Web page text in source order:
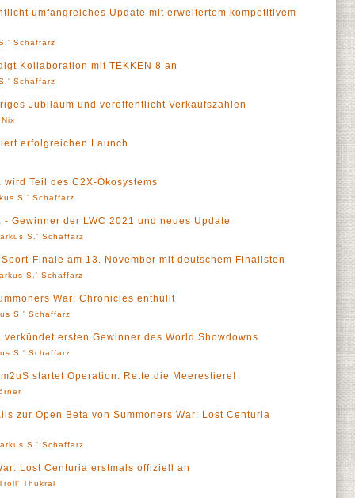
umfangreiches Update mit erweitertem kompetitivem
Schaffarz
Kollaboration mit TEKKEN 8 an
Schaffarz
Jubiläum und veröffentlicht Verkaufszahlen
erfolgreichen Launch
Teil des C2X-Ökosystems
S.' Schaffarz
Gewinner der LWC 2021 und neues Update
S.' Schaffarz
Finale am 13. November mit deutschem Finalisten
S.' Schaffarz
War: Chronicles enthüllt
S.' Schaffarz
ersten Gewinner des World Showdowns
S.' Schaffarz
startet Operation: Rette die Meerestiere!
zur Open Beta von Summoners War: Lost Centuria
S.' Schaffarz
Lost Centuria erstmals offiziell an
Thukral